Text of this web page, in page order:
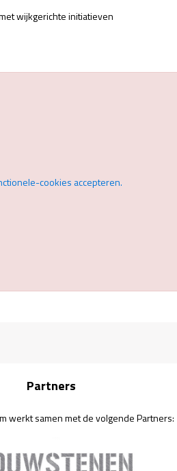
wijkgerichte initiatieven
cookies accepteren.
Partners
werkt samen met de volgende Partners: